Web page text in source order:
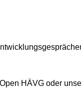
HÄVG oder